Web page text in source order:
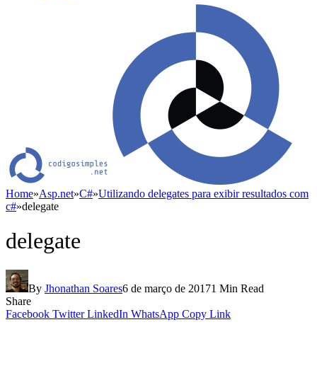
Home»Asp.net»C#»Utilizando delegates para exibir resultados com
c#»delegate
delegate
By Jhonathan Soares6 de março de 20171 Min Read
Share
Facebook Twitter LinkedIn WhatsApp Copy Link